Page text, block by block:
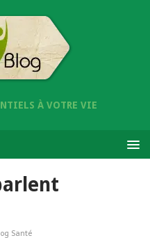
À VOTRE VIE
Santé